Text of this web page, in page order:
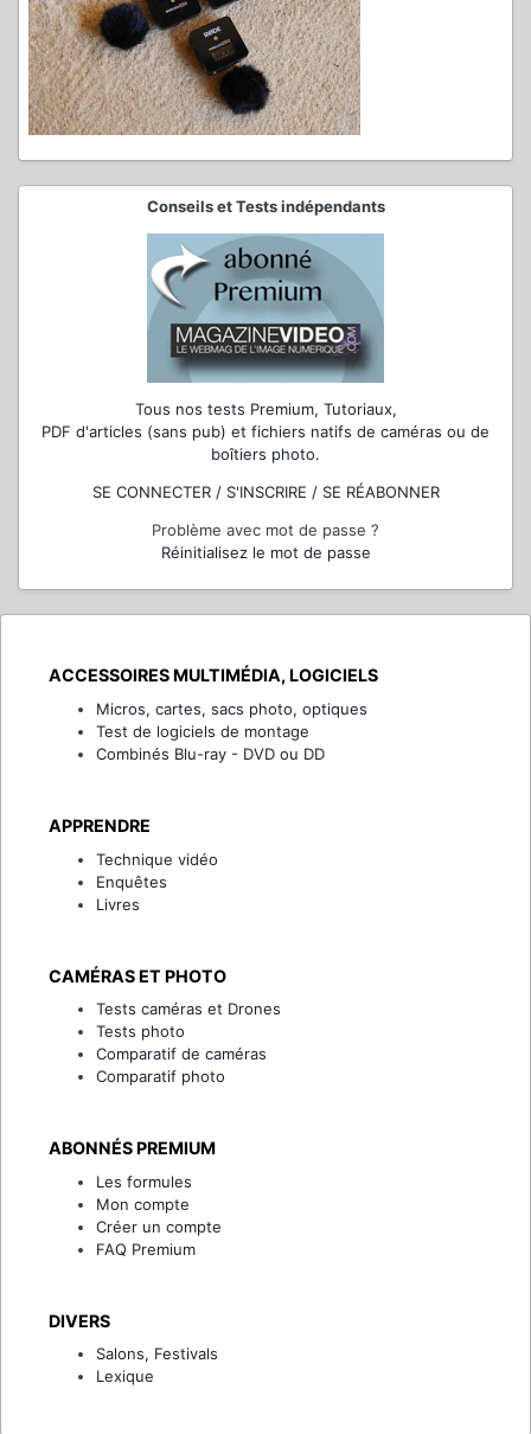
Conseils et Tests indépendants
Tous nos tests Premium, Tutoriaux,
PDF d'articles (sans pub) et fichiers natifs de caméras ou de
boîtiers photo.
SE CONNECTER / S'INSCRIRE / SE RÉABONNER
Problème avec mot de passe ?
Réinitialisez le mot de passe
ACCESSOIRES MULTIMÉDIA, LOGICIELS
Micros, cartes, sacs photo, optiques
Test de logiciels de montage
Combinés Blu-ray - DVD ou DD
APPRENDRE
Technique vidéo
Enquêtes
Livres
CAMÉRAS ET PHOTO
Tests caméras et Drones
Tests photo
Comparatif de caméras
Comparatif photo
ABONNÉS PREMIUM
Les formules
Mon compte
Créer un compte
FAQ Premium
DIVERS
Salons, Festivals
Lexique